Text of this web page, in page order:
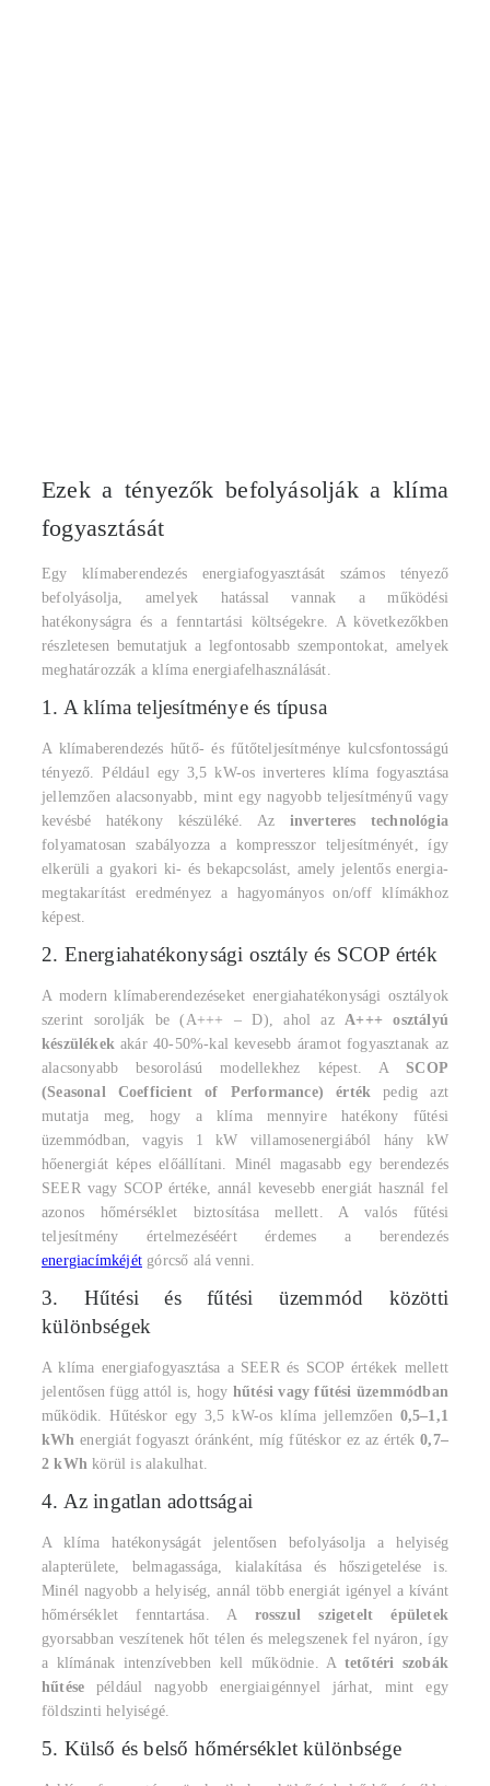
Ezek a tényezők befolyásolják a klíma
fogyasztását
Egy klímaberendezés energiafogyasztását számos tényező
befolyásolja, amelyek hatással vannak a működési
hatékonyságra és a fenntartási költségekre. A következőkben
részletesen bemutatjuk a legfontosabb szempontokat, amelyek
meghatározzák a klíma energiafelhasználását.
1. A klíma teljesítménye és típusa
A klímaberendezés hűtő- és fűtőteljesítménye kulcsfontosságú
tényező. Például egy 3,5 kW-os inverteres klíma fogyasztása
jellemzően alacsonyabb, mint egy nagyobb teljesítményű vagy
kevésbé hatékony készüléké. Az inverteres technológia
folyamatosan szabályozza a kompresszor teljesítményét, így
elkerüli a gyakori ki- és bekapcsolást, amely jelentős energia-
megtakarítást eredményez a hagyományos on/off klímákhoz
képest.
2. Energiahatékonysági osztály és SCOP érték
A modern klímaberendezéseket energiahatékonysági osztályok
szerint sorolják be (A+++ – D), ahol az A+++ osztályú
készülékek akár 40-50%-kal kevesebb áramot fogyasztanak az
alacsonyabb besorolású modellekhez képest. ASCOP
(Seasonal Coefficient of Performance) érték pedig azt
mutatja meg, hogy a klíma mennyire hatékony fűtési
üzemmódban, vagyis 1 kW villamosenergiából hány kW
hőenergiát képes előállítani. Minél magasabb egy berendezés
SEER vagy SCOP értéke, annál kevesebb energiát használ fel
azonos hőmérséklet biztosítása mellett. A valós fűtési
teljesítmény értelmezéséért érdemes a berendezés
energiacímkéjét górcső alá venni.
3. Hűtési és fűtési üzemmód közötti
különbségek
A klíma energiafogyasztása a SEER és SCOP értékek mellett
jelentősen függ attól is, hogy hűtési vagy fűtési üzemmódban
működik. Hűtéskor egy 3,5 kW-os klíma jellemzően 0,5–1,1
kWh energiát fogyaszt óránként, míg fűtéskor ez az érték0,7–
2 kWh körül is alakulhat.
4. Az ingatlan adottságai
A klíma hatékonyságát jelentősen befolyásolja a helyiség
alapterülete, belmagassága, kialakítása és hőszigetelése is.
Minél nagyobb a helyiség, annál több energiát igényel a kívánt
hőmérséklet fenntartása. A rosszul szigetelt épületek
gyorsabban veszítenek hőt télen és melegszenek fel nyáron, így
a klímának intenzívebben kell működnie. A tetőtéri szobák
hűtése például nagyobb energiaigénnyel járhat, mint egy
földszinti helyiségé.
5. Külső és belső hőmérséklet különbsége